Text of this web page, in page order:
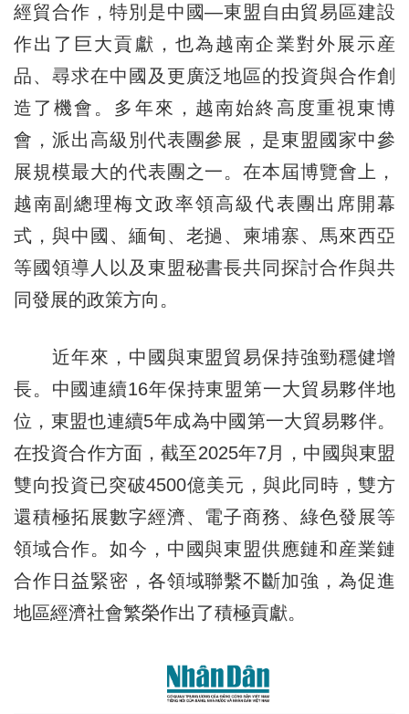
經貿合作，特別是中國—東盟自由貿易區建設
作出了巨大貢獻，也為越南企業對外展示産
品、尋求在中國及更廣泛地區的投資與合作創
造了機會。多年來，越南始終高度重視東博
會，派出高級別代表團參展，是東盟國家中參
展規模最大的代表團之一。在本屆博覽會上，
越南副總理梅文政率領高級代表團出席開幕
式，與中國、緬甸、老撾、柬埔寨、馬來西亞
等國領導人以及東盟秘書長共同探討合作與共
同發展的政策方向。
近年來，中國與東盟貿易保持強勁穩健增
長。中國連續16年保持東盟第一大貿易夥伴地
位，東盟也連續5年成為中國第一大貿易夥伴。
在投資合作方面，截至2025年7月，中國與東盟
雙向投資已突破4500億美元，與此同時，雙方
還積極拓展數字經濟、電子商務、綠色發展等
領域合作。如今，中國與東盟供應鏈和産業鏈
合作日益緊密，各領域聯繫不斷加強，為促進
地區經濟社會繁榮作出了積極貢獻。